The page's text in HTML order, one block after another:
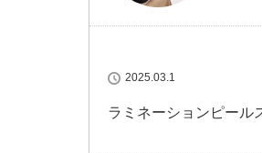
2025.03.1
ラミネーションピール